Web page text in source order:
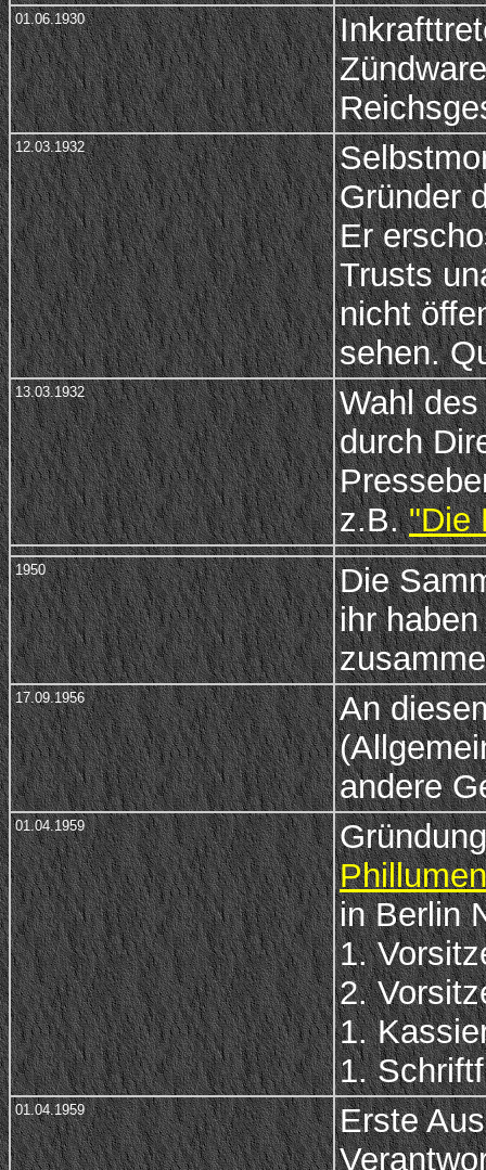
01.06.1930
12.03.1932
Gründer
Er
Trusts
nicht
sehen.
13.03.1932
Wahl
durch
z.B."Die
1950 Die
ihr
17.09.1956
An
andere
01.04.1959
in Berlin
1.
2.
1.
1.
01.04.1959
Erste